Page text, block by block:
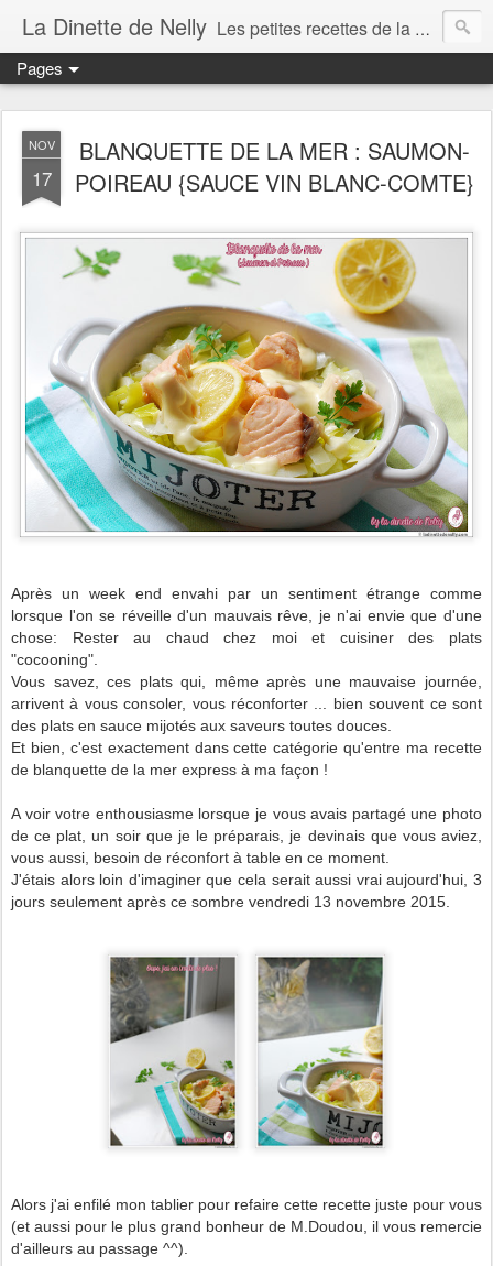
La Dinette de Nelly Les petites recettes de la dinette de Nelly. Des recettes simples, généreuses et gourmandes pour tous les jours c'est tout ça la dinette !
Pages
NOV
17
BLANQUETTE DE LA MER : SAUMON-
POIREAU {SAUCE VIN BLANC-COMTE}
Après un week end envahi par un sentiment étrange comme
lorsque l'on se réveille d'un mauvais rêve, je n'ai envie que d'une
chose: Rester au chaud chez moi et cuisiner des plats
"cocooning".
Vous savez, ces plats qui, même après une mauvaise journée,
arrivent à vous consoler, vous réconforter ... bien souvent ce sont
des plats en sauce mijotés aux saveurs toutes douces.
Et bien, c'est exactement dans cette catégorie qu'entre ma recette
de blanquette de la mer express à ma façon !
A voir votre enthousiasme lorsque je vous avais partagé une photo
de ce plat, un soir que je le préparais, je devinais que vous aviez,
vous aussi, besoin de réconfort à table en ce moment.
J'étais alors loin d'imaginer que cela serait aussi vrai aujourd'hui, 3
jours seulement après ce sombre vendredi 13 novembre 2015.
Alors j'ai enfilé mon tablier pour refaire cette recette juste pour vous
(et aussi pour le plus grand bonheur de M.Doudou, il vous remercie
d'ailleurs au passage ^^).